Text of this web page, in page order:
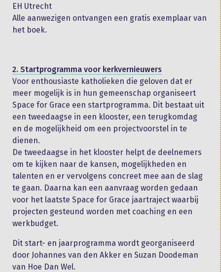
EH Utrecht
Alle aanwezigen ontvangen een gratis exemplaar van
het boek.
2. Startprogramma voor kerkvernieuwers
Voor enthousiaste katholieken die geloven dat er
meer mogelijk is in hun gemeenschap organiseert
Space for Grace een startprogramma. Dit bestaat uit
een tweedaagse in een klooster, een terugkomdag
en de mogelijkheid om een projectvoorstel in te
dienen.
De tweedaagse in het klooster helpt de deelnemers
om te kijken naar de kansen, mogelijkheden en
talenten en er vervolgens concreet mee aan de slag
te gaan. Daarna kan een aanvraag worden gedaan
voor het laatste Space for Grace jaartraject waarbij
projecten gesteund worden met coaching en een
werkbudget.
Dit start- en jaarprogramma wordt georganiseerd
door Johannes van den Akker en Suzan Doodeman
van Hoe Dan Wel.